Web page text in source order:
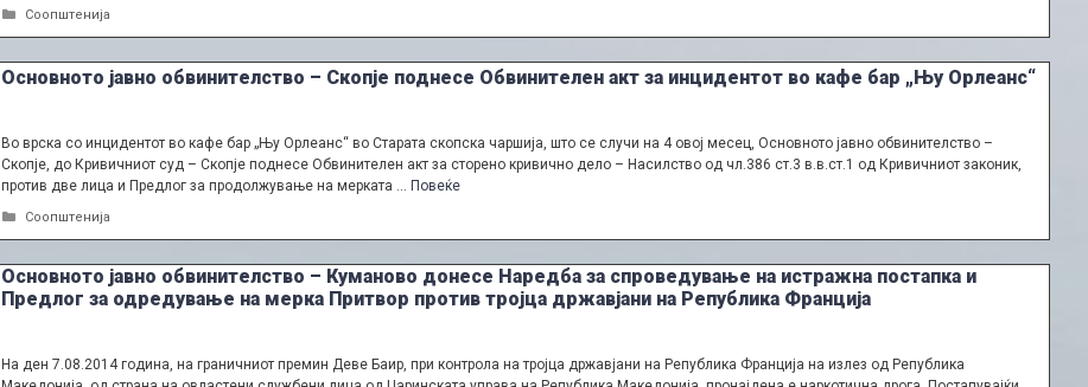
Categories
Соопштенија
Основното јавно обвинителство – Скопје поднесе Обвинителен акт за инцидентот во кафе бар „Њу Орлеанс“
Во врска со инцидентот во кафе бар „Њу Орлеанс“ во Старата скопска чаршија, што се случи на 4 овој месец, Основното јавно обвинителство –
Скопје, до Кривичниот суд – Скопје поднесе Обвинителен акт за сторено кривично дело – Насилство од чл.386 ст.3 в.в.ст.1 од Кривичниот законик,
против две лица и Предлог за продолжување на мерката … Повеќе
Categories
Соопштенија
Основното јавно обвинителство – Куманово донесе Наредба за спроведување на истражна постапка и
Предлог за одредување на мерка Притвор против тројца државјани на Република Франција
На ден 7.08.2014 година, на граничниот премин Деве Баир, при контрола на тројца државјани на Република Франција на излез од Република